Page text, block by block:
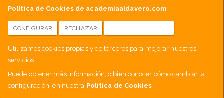
Política de Cookies de academiaaldavero.com
CONFIGURAR RECHAZAR
Utilizamos cookies propias y de terceros para mejorar nuestros
servicios.
Puede obtener más información, o bien conocer cómo cambiar la
configuración, en nuestra Política de Cookies.